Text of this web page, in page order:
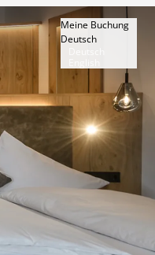
Meine Buchung
Deutsch